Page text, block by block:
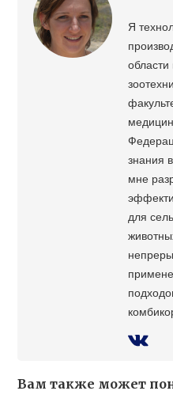
Я
знания
мне
для
Вам также может